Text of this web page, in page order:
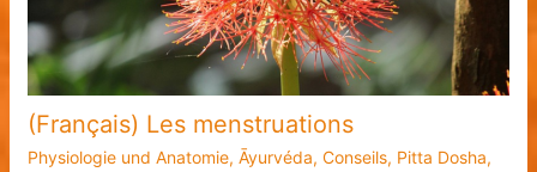
(Français) Les menstruations
Physiologie und Anatomie, Āyurvéda, Conseils, Pitta Dosha,